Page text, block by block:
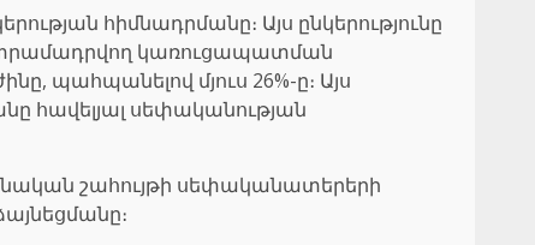
հիմնադրմանը։ Այս ընկերությունը
կառուցապատման
պահպանելով մյուս 26%-ը։ Այս
հավելյալ սեփականության
շահույթի սեփականատերերի